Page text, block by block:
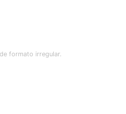
formato irregular.